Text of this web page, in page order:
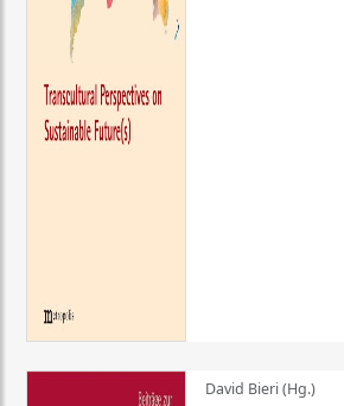
David Bieri (Hg.)